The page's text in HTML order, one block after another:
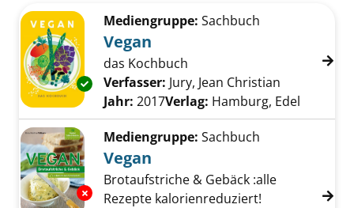
Zu den Suchfiltern springen
Exemplar-Details von Vegan anzeigen
Mediengruppe: Sachbuch
Vegan
das Kochbuch
Verfasser: Jury, Jean Christian
Jahr: 2017Verlag: Hamburg, Edel
Exemplar-Details von Vegan anzeigen
Mediengruppe: Sachbuch
Vegan
Brotaufstriche & Gebäck :alle
Rezepte kalorienreduziert!